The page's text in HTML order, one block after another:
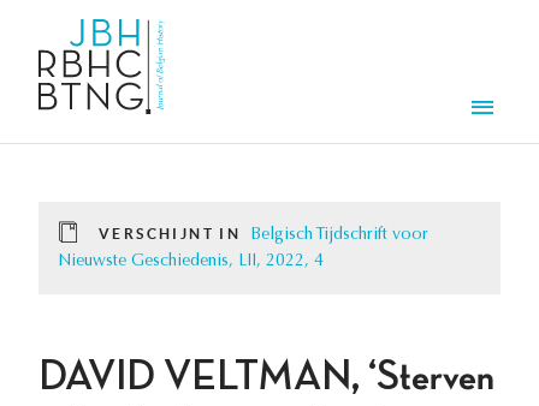
VERSCHIJNT IN
Belgisch Tijdschrift voor
Nieuwste Geschiedenis, LII, 2022, 4
DAVID VELTMAN, ‘Sterven